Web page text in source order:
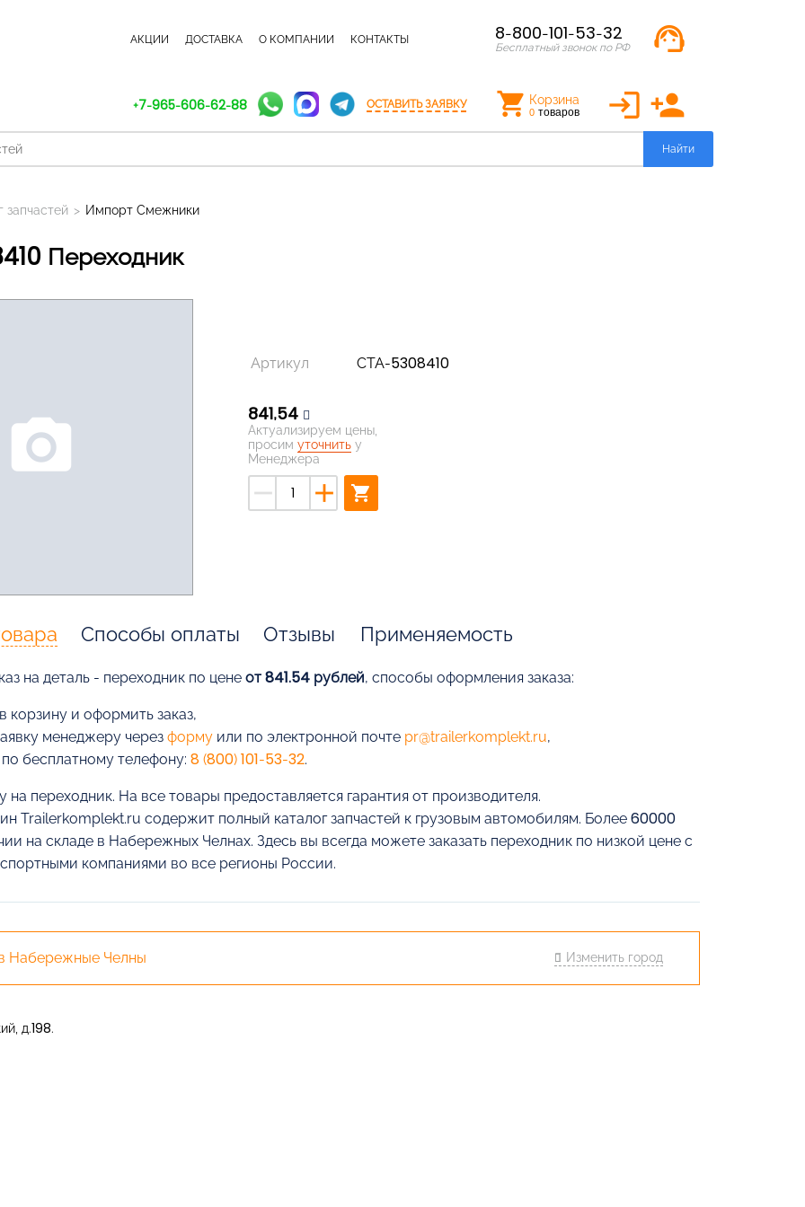
АКЦИИ ДОСТАВКА О КОМПАНИИ КОНТАКТЫ 8-800-101-53-32
Бесплатный звонок по РФ support_agent
+7-965-606-62-88 ОСТАВИТЬ ЗАЯВКУ Корзина
0 товаров login person_add
Найти
запчастей > Импорт Смежники
Переходник
photo_camera
Артикул СТА-5308410
841,54
Актуализируем цены,
просим уточнитьу
Менеджера
remove add shopping_cart
Способы оплаты Отзывы Применяемость
на деталь - переходник по цене от 841.54 рублей, способы оформления заказа:
корзину и оформить заказ,
менеджеру через формуили по электронной почте pr@trailerkomplekt.ru,
бесплатному телефону: 8 (800) 101-53-32.
на переходник. На все товары предоставляется гарантия от производителя.
Trailerkomplekt.ru содержит полный каталог запчастей к грузовым автомобилям. Более 60000
на складе в Набережных Челнах. Здесь вы всегда можете заказать переходник по низкой цене с
компаниями во все регионы России.
Набережные Челны Изменить город
д.198.